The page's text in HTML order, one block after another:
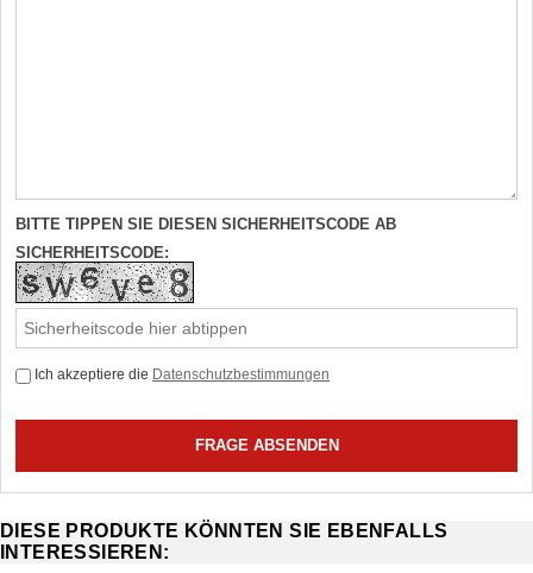
BITTE TIPPEN SIE DIESEN SICHERHEITSCODE AB
SICHERHEITSCODE:
Ich akzeptiere die Datenschutzbestimmungen
DIESE PRODUKTE KÖNNTEN SIE EBENFALLS
INTERESSIEREN: